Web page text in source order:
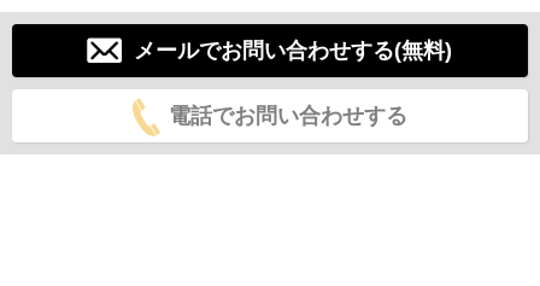
メールでお問い合わせする(無料)
電話でお問い合わせする